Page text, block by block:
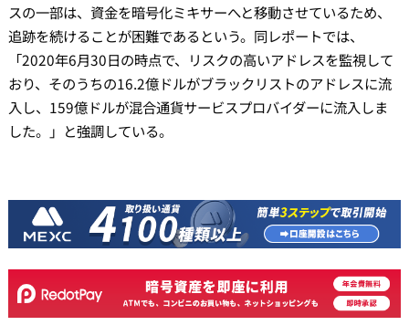
スの一部は、資金を暗号化ミキサーへと移動させているため、
追跡を続けることが困難であるという。同レポートでは、
「2020年6月30日の時点で、リスクの高いアドレスを監視して
おり、そのうちの16.2億ドルがブラックリストのアドレスに流
入し、159億ドルが混合通貨サービスプロバイダーに流入しま
した。」と強調している。